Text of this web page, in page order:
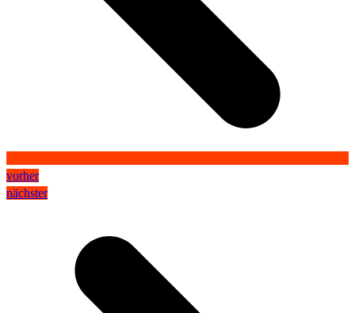
vorher
nächster